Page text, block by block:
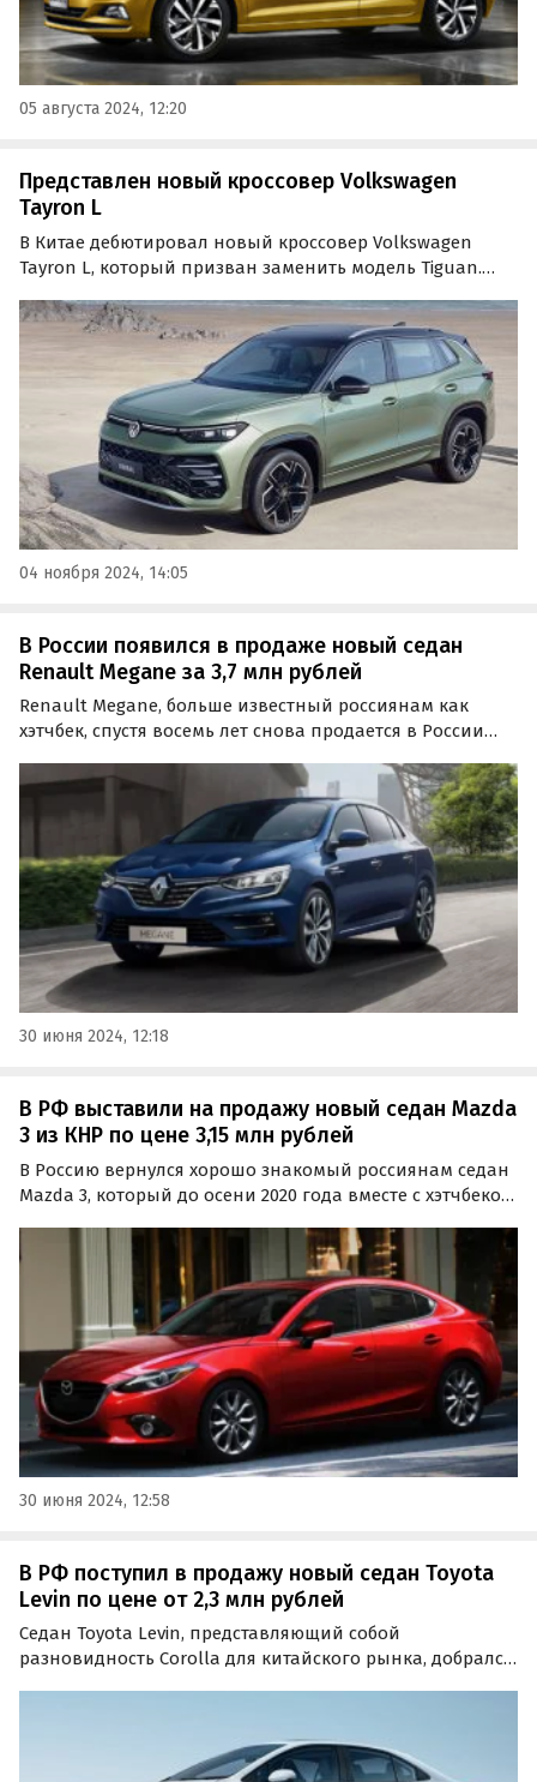
05 августа 2024, 12:20
Представлен новый кроссовер Volkswagen
Tayron L
В Китае дебютировал новый кроссовер Volkswagen
Tayron L, который призван заменить модель Tiguan.
и производится на заводе FAW-Volkswagen.
04 ноября 2024, 14:05
В России появился в продаже новый седан
Renault Megane за 3,7 млн рублей
Renault Megane, больше известный россиянам как
хэтчбек, спустя восемь лет снова продается в России
поколения предлагает привезти под заказ компания
из Смоленска, которая просит за него 3 696 736 рублей…
30 июня 2024, 12:18
В РФ выставили на продажу новый седан Mazda
3 из КНР по цене 3,15 млн рублей
В Россию вернулся хорошо знакомый россиянам седан
Mazda 3, который до осени 2020 года вместе с хэтчбеком
30 июня 2024, 12:58
В РФ поступил в продажу новый седан Toyota
Levin по цене от 2,3 млн рублей
Седан Toyota Levin, представляющий собой
разновидность Corolla для китайского рынка, добрался
цене от 2 300 000 рублей, узнали «Автоновости дня».